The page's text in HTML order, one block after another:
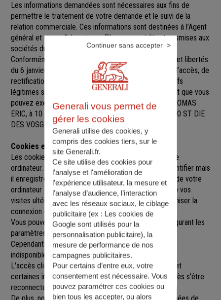
Les informations demandées sont nécessaires aux fins de
permettre le traitement de votre demande et le suivi de la
relation commerciale. Ces informations sont destinées à l’Agent
général et ses collaborateurs. Elles pourront être transmises aux
sociétés du groupe GENERALI.
Conformément aux dispositions de la loi Informatique et libertés
du 6 janvier 1978 modifiée, vous disposez d’un droit d’accès, de
rectification, de suppression et d’opposition pour motifs
légitimes sur l’ensemble des données vous concernant que vous
pouvez exercer sur simple demande auprès de M. THOMAS
ERIC, à 10 RUE DU COLONEL JACQUES PIERRE, 88100 ST DIE
DES VOSGES ,stdie@agence.generali.fr.
Cookies et sessions
Les cookies sont de petits fichiers implantés sur votre
ordinateur. Un cookie ne nous permet pas de vous identifier mais
il enregistre des informations relatives à la navigation de votre
ordinateur sur notre site que nous pourrons lire lors de vos
visites ultérieures afin de faciliter la navigation, d'optimiser la
connexion et de personnaliser l'utilisation du site.
Vous pouvez refuser l'utilisation des cookies en configurant les
paramètres de votre navigateur Internet.
Cependant le fait de refuser les cookies peut rendre
indisponibles toutes ou certaines parties du site.
L'accès client est construit avec un délai de session, et
certaines informations ne seront remises à jour qu'après s'être
reconnecté sur le site.
Generali vous permet de
gérer les cookies
Generali utilise des cookies, y
compris des cookies tiers, sur le
site Generali.fr.
Ce site utilise des cookies pour
l’analyse et l'amélioration de
l’expérience utilisateur, la mesure et
l’analyse d’audience, l’interaction
avec les réseaux sociaux, le ciblage
publicitaire (ex : Les cookies de
Google sont utilisés pour la
personnalisation publicitaire), la
mesure de performance de nos
campagnes publicitaires.
Pour certains d’entre eux, votre
consentement est nécessaire. Vous
pouvez paramétrer ces cookies ou
bien tous les accepter, ou alors
Continuer sans accepter